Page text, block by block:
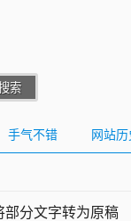
手气不错 网站历
分文字转为原稿